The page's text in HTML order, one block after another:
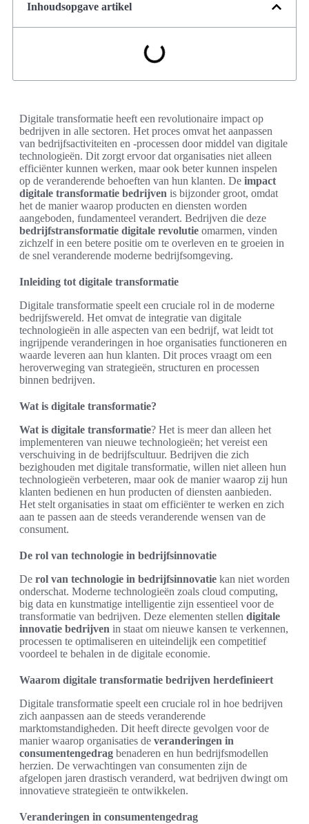
Inhoudsopgave artikel
Digitale transformatie heeft een revolutionaire impact op
bedrijven in alle sectoren. Het proces omvat het aanpassen
van bedrijfsactiviteiten en -processen door middel van digitale
technologieën. Dit zorgt ervoor dat organisaties niet alleen
efficiënter kunnen werken, maar ook beter kunnen inspelen
op de veranderende behoeften van hun klanten. De impact
digitale transformatie bedrijven is bijzonder groot, omdat
het de manier waarop producten en diensten worden
aangeboden, fundamenteel verandert. Bedrijven die deze
bedrijfstransformatie digitale revolutie omarmen, vinden
zichzelf in een betere positie om te overleven en te groeien in
de snel veranderende moderne bedrijfsomgeving.
Inleiding tot digitale transformatie
Digitale transformatie speelt een cruciale rol in de moderne
bedrijfswereld. Het omvat de integratie van digitale
technologieën in alle aspecten van een bedrijf, wat leidt tot
ingrijpende veranderingen in hoe organisaties functioneren en
waarde leveren aan hun klanten. Dit proces vraagt om een
heroverweging van strategieën, structuren en processen
binnen bedrijven.
Wat is digitale transformatie?
Wat is digitale transformatie? Het is meer dan alleen het
implementeren van nieuwe technologieën; het vereist een
verschuiving in de bedrijfscultuur. Bedrijven die zich
bezighouden met digitale transformatie, willen niet alleen hun
technologieën verbeteren, maar ook de manier waarop zij hun
klanten bedienen en hun producten of diensten aanbieden.
Het stelt organisaties in staat om efficiënter te werken en zich
aan te passen aan de steeds veranderende wensen van de
consument.
De rol van technologie in bedrijfsinnovatie
De rol van technologie in bedrijfsinnovatie kan niet worden
onderschat. Moderne technologieën zoals cloud computing,
big data en kunstmatige intelligentie zijn essentieel voor de
transformatie van bedrijven. Deze elementen stellen digitale
innovatie bedrijven in staat om nieuwe kansen te verkennen,
processen te optimaliseren en uiteindelijk een competitief
voordeel te behalen in de digitale economie.
Waarom digitale transformatie bedrijven herdefinieert
Digitale transformatie speelt een cruciale rol in hoe bedrijven
zich aanpassen aan de steeds veranderende
marktomstandigheden. Dit heeft directe gevolgen voor de
manier waarop organisaties de veranderingen in
consumentengedrag benaderen en hun bedrijfsmodellen
herzien. De verwachtingen van consumenten zijn de
afgelopen jaren drastisch veranderd, wat bedrijven dwingt om
innovatieve strategieën te ontwikkelen.
Veranderingen in consumentengedrag